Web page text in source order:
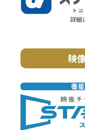
詳細
映
衛